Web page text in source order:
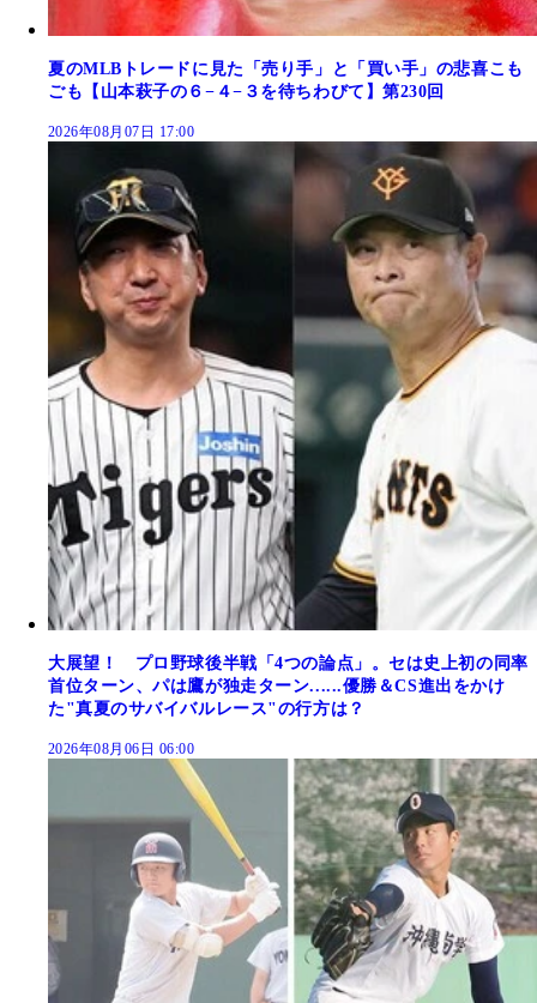
夏のMLBトレードに見た「売り手」と「買い手」の悲喜こも
ごも【山本萩子の６−４−３を待ちわびて】第230回
2026年08月07日 17:00
大展望！ プロ野球後半戦「4つの論点」。セは史上初の同率
首位ターン、パは鷹が独走ターン......優勝＆CS進出をかけ
た"真夏のサバイバルレース"の行方は？
2026年08月06日 06:00